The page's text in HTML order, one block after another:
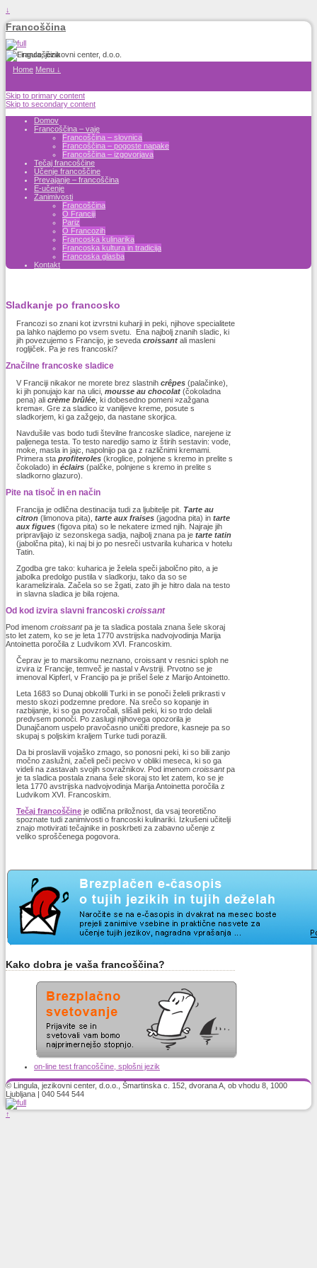
↓
Francoščina
Home Menu ↓
Skip to primary content
Skip to secondary content
Domov
Francoščina – vaje
Francoščina – slovnica
Francoščina – pogoste napake
Francoščina – izgovorjava
Tečaj francoščine
Učenje francoščine
Prevajanje – francoščina
E-učenje
Zanimivosti
Francoščina
O Franciji
Pariz
O Francozih
Francoska kulinarika
Francoska kultura in tradicija
Francoska glasba
Kontakt
Sladkanje po francosko
Francozi so znani kot izvrstni kuharji in peki, njihove specialitete
pa lahko najdemo po vsem svetu. Ena najbolj znanih sladic, ki
jih povezujemo s Francijo, je seveda croissant ali masleni
rogljiček. Pa je res francoski?
Značilne francoske sladice
V Franciji nikakor ne morete brez slastnih crêpes (palačinke),
ki jih ponujajo kar na ulici, mousse au chocolat (čokoladna
pena) ali crème brûlée , ki dobesedno pomeni »zažgana
krema«. Gre za sladico iz vaniljeve kreme, posute s
sladkorjem, ki ga zažgejo, da nastane skorjica.
Navdušile vas bodo tudi številne francoske sladice, narejene iz
paljenega testa. To testo naredijo samo iz štirih sestavin: vode,
moke, masla in jajc, napolnijo pa ga z različnimi kremami.
Primera sta profiteroles (kroglice, polnjene s kremo in prelite s
čokolado) in éclairs (palčke, polnjene s kremo in prelite s
sladkorno glazuro).
Pite na tisoč in en način
Francija je odlična destinacija tudi za ljubitelje pit. Tarte au
citron (limonova pita), tarte auxfraises (jagodna pita) in tarte
aux figues (figova pita) so le nekatere izmed njih. Najraje jih
pripravljajo iz sezonskega sadja, najbolj znana pa je tarte tatin
(jabolčna pita), ki naj bi jo po nesreči ustvarila kuharica v hotelu
Tatin.
Zgodba gre tako: kuharica je želela speči jabolčno pito, a je
jabolka predolgo pustila v sladkorju, tako da so se
karamelizirala. Začela so se žgati, zato jih je hitro dala na testo
in slavna sladica je bila rojena.
Od kod izvira slavni francoski croissant
Pod imenom croissantpa je ta sladica postala znana šele skoraj
sto let zatem, ko se je leta 1770 avstrijska nadvojvodinja Marija
Antoinetta poročila z Ludvikom XVI. Francoskim.
Čeprav je to marsikomu neznano, croissant v resnici sploh ne
izvira iz Francije, temveč je nastal v Avstriji. Prvotno se je
imenoval Kipferl, v Francijo pa je prišel šele z Marijo Antoinetto.
Leta 1683 so Dunaj obkolili Turki in se ponoči želeli prikrasti v
mesto skozi podzemne predore. Na srečo so kopanje in
razbijanje, ki so ga povzročali, slišali peki, ki so trdo delali
predvsem ponoči. Po zaslugi njihovega opozorila je
Dunajčanom uspelo pravočasno uničiti predore, kasneje pa so
skupaj s poljskim kraljem Turke tudi porazili.
Da bi proslavili vojaško zmago, so ponosni peki, ki so bili zanjo
močno zaslužni, začeli peči pecivo v obliki meseca, ki so ga
videli na zastavah svojih sovražnikov. Pod imenom croissantpa
je ta sladica postala znana šele skoraj sto let zatem, ko se je
leta 1770 avstrijska nadvojvodinja Marija Antoinetta poročila z
Ludvikom XVI. Francoskim.
Tečaj francoščine je odlična priložnost, da vsaj teoretično
spoznate tudi zanimivosti o francoski kulinariki. Izkušeni učitelji
znajo motivirati tečajnike in poskrbeti za zabavno učenje z
veliko sproščenega pogovora.
Kako dobra je vaša francoščina?
on-line test francoščine, splošni jezik
© Lingula, jezikovni center, d.o.o., Šmartinska c. 152, dvorana A, ob vhodu 8, 1000
Ljubljana | 040 544 544
↑